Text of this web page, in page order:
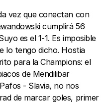
vez que conectan con
cumplirá 56
es el 1-1. Es imposible
lo tengo dicho. Hostia
para la Champions: el
de Mendilibar
- Slavia, no nos
de marcar goles, primer